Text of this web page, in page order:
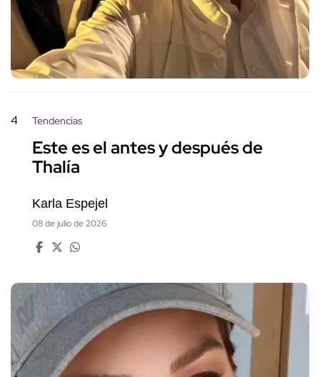
4 Tendencias
Este es el antes y después de
Thalía
Karla Espejel
08 de julio de 2026